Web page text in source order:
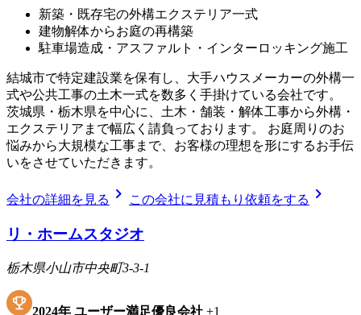
新築・既存宅の外構エクステリア一式
建物解体からお庭の再構築
駐車場造成・アスファルト・インターロッキング施工
結城市で特定建設業を保有し、大手ハウスメーカーの外構一
式や公共工事の土木一式を数多く手掛けている会社です。
茨城県・栃木県を中心に、土木・舗装・解体工事から外構・
エクステリアまで幅広く請負っております。 お庭周りのお
悩みから大規模な工事まで、お客様の理想を形にするお手伝
いをさせていただきます。
会社の詳細を見る chevron_right この会社に見積もり依頼をする chevron_right
リ・ホームスタジオ
栃木県小山市中央町3-3-1
2024年 ユーザー満足優良会社 +1